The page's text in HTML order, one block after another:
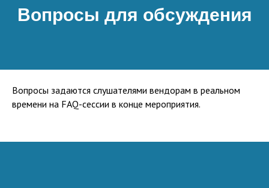
Вопросы для обсуждения
Вопросы задаются слушателями вендорам в реальном
времени на FAQ-сессии в конце мероприятия.